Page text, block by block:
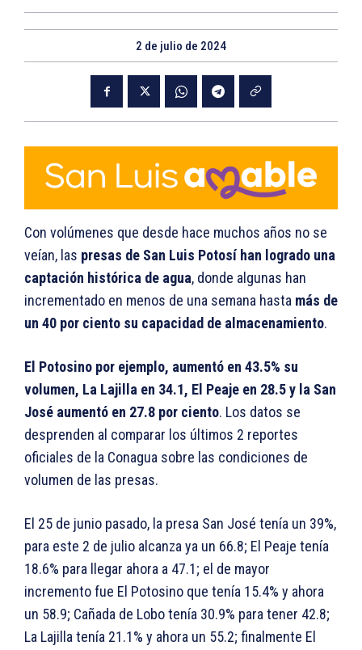
2 de julio de 2024
Con volúmenes que desde hace muchos años no se
veían, las presas de San Luis Potosí han logrado una
captación histórica de agua, donde algunas han
incrementado en menos de una semana hasta más de
un 40 por ciento su capacidad de almacenamiento.
El Potosino por ejemplo, aumentó en 43.5% su
volumen, La Lajilla en 34.1, El Peaje en 28.5 y la San
José aumentó en 27.8 por ciento. Los datos se
desprenden al comparar los últimos 2 reportes
oficiales de la Conagua sobre las condiciones de
volumen de las presas.
El 25 de junio pasado, la presa San José tenía un 39%,
para este 2 de julio alcanza ya un 66.8; El Peaje tenía
18.6% para llegar ahora a 47.1; el de mayor
incremento fue El Potosino que tenía 15.4% y ahora
un 58.9; Cañada de Lobo tenía 30.9% para tener 42.8;
La Lajilla tenía 21.1% y ahora un 55.2; finalmente El